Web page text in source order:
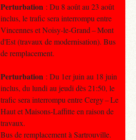
Perturbation : Du 8 août au 23 août
inclus, le trafic sera interrompu entre
Vincennes et Noisy-le-Grand – Mont
d'Est (travaux de modernisation). Bus
de remplacement.
Perturbation : Du 1er juin au 18 juin
inclus, du lundi au jeudi dès 21:50, le
trafic sera interrompu entre Cergy – Le
Haut et Maisons-Laffitte en raison de
travaux.
Bus de remplacement à Sartrouville.